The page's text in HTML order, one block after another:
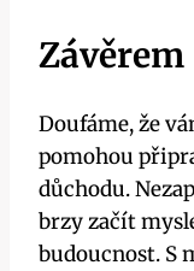
Závěrem
Doufáme, že
pomohou
důchodu.
brzy začít
budoucnost. S